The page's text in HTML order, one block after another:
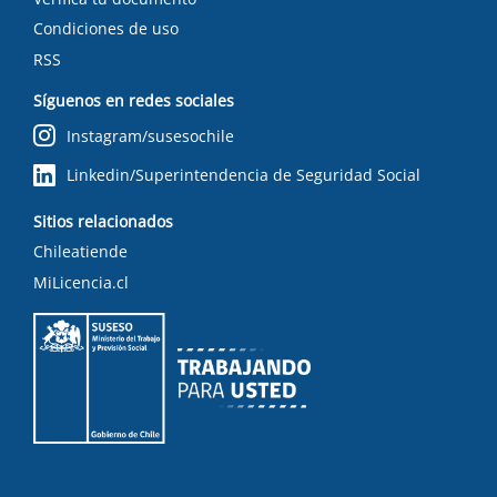
Condiciones de uso
RSS
Síguenos en redes sociales
Instagram/susesochile
Linkedin/Superintendencia de Seguridad Social
Sitios relacionados
Chileatiende
MiLicencia.cl